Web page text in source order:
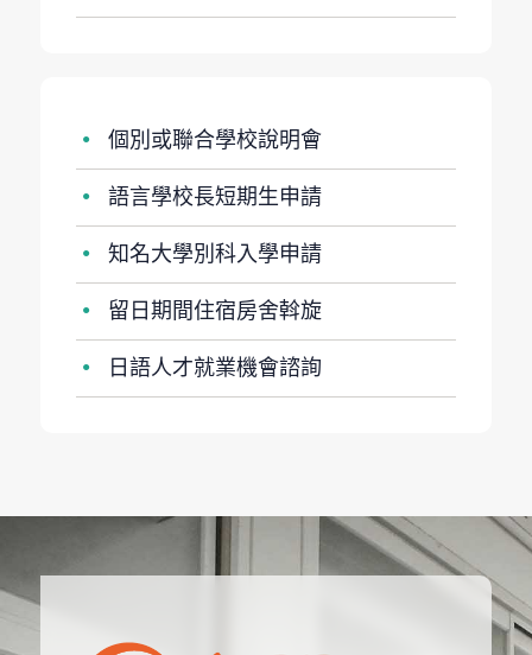
● 個別或聯合學校說明會
● 語言學校長短期生申請
● 知名大學別科入學申請
● 留日期間住宿房舍斡旋
● 日語人才就業機會諮詢